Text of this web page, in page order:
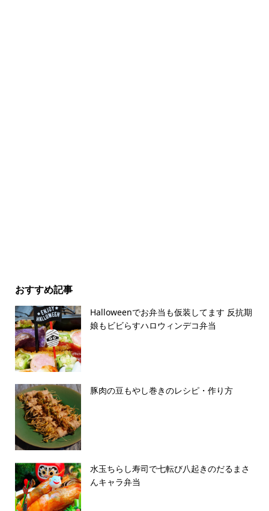
おすすめ記事
Halloweenでお弁当も仮装してます 反抗期
娘もビビらすハロウィンデコ弁当
豚肉の豆もやし巻きのレシピ・作り方
水玉ちらし寿司で七転び八起きのだるまさ
んキャラ弁当